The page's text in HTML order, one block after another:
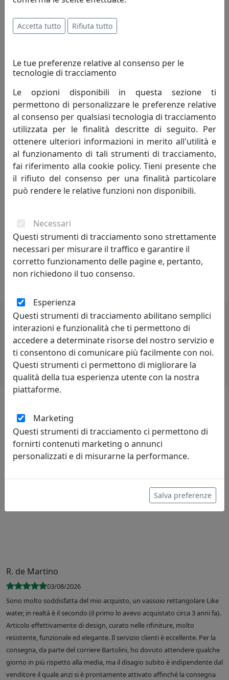
ogni cliente.
Innovazione - è un'attività di pensiero che, elevando il
Innovazione è cambiamento che genera progresso
umano; porta con sé valori e risultati positivi, mai
negativi.
Creatività - è un termine che indica l'arte o la capacità di
creare e inventare."Creatività è unire elementi esistenti
con connessioni nuove, che siano utili" - Henri Poincaré.
La creatività si fonda sulla profonda conoscenza delle
regole da superare, non può svilupparsi in assenza di
competenze preliminari. Caratteristiche della
personalità creativa sono curiosità, indipendenza,
Competitività - indica il livello di capacità concorrenziale
di un sistema economico oppure di una singola
impresa od industria. Può anche essere definita come
capacità di stare al passo con la concorrenza. Lo spirito
di rivalità è proprio di chi è competitivo.
Potrebbero interessarti
Lascia una recensione
Leggi le recensioni
R. de Martino
03/08/2026
Sono molto soddisfatta del mio acquisto, un vassoio rettangolare Like
water, in realtà è il secondo (il primo lo avevo acquistato circa 3 anni fa).
Articolo effettivamente di design, curato nelle rifiniture, molto
resistente, funzionale ed elegante. Il servizio clienti è eccellente. Per la
consegna, da parte del corriere Bartolini, ho dovuto attendere qualche
giorno in più rispetto alla media, ma il disagio subito è indipendente dal
venditore il quale anzi si è prontamente attivato affinché la consegna
Accetta tutto Rifiuta tutto
Le tue preferenze relative al consenso per le
tecnologie di tracciamento
Le opzioni disponibili in questa sezione ti
permettono di personalizzare le preferenze relative
al consenso per qualsiasi tecnologia di tracciamento
utilizzata per le finalità descritte di seguito. Per
ottenere ulteriori informazioni in merito all'utilità e
al funzionamento di tali strumenti di tracciamento,
fai riferimento alla cookie policy. Tieni presente che
il rifiuto del consenso per una finalità particolare
può rendere le relative funzioni non disponibili.
Necessari
Questi strumenti di tracciamento sono strettamente
necessari per misurare il traffico e garantire il
corretto funzionamento delle pagine e, pertanto,
non richiedono il tuo consenso.
Esperienza
Questi strumenti di tracciamento abilitano semplici
interazioni e funzionalità che ti permettono di
accedere a determinate risorse del nostro servizio e
ti consentono di comunicare più facilmente con noi.
Questi strumenti ci permettono di migliorare la
qualità della tua esperienza utente con la nostra
piattaforme.
Marketing
Questi strumenti di tracciamento ci permettono di
fornirti contenuti marketing o annunci
personalizzati e di misurarne la performance.
Salva preferenze